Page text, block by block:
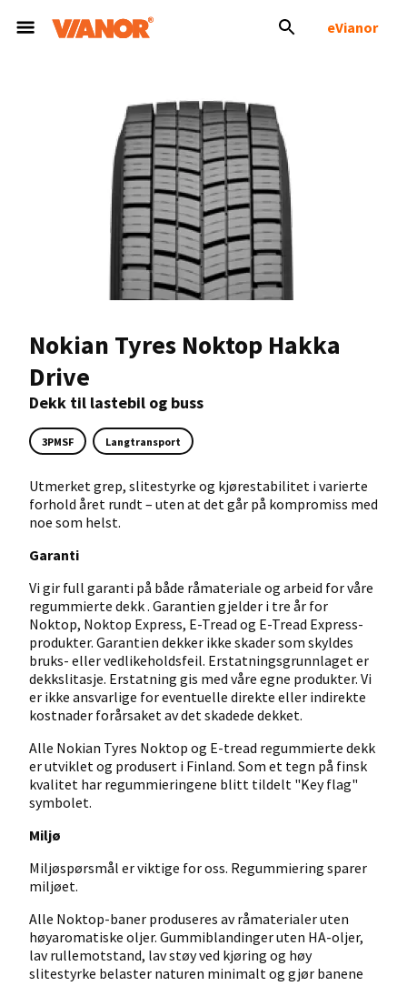
eVianor
Nokian Tyres Noktop Hakka
Drive
Dekk til lastebil og buss
3PMSF Langtransport
Utmerket grep, slitestyrke og kjørestabilitet i varierte
forhold året rundt – uten at det går på kompromiss med
noe som helst.
Garanti
Vi gir full garanti på både råmateriale og arbeid for våre
regummierte dekk . Garantien gjelder i tre år for
Noktop, Noktop Express, E-Tread og E-Tread Express-
produkter. Garantien dekker ikke skader som skyldes
bruks- eller vedlikeholdsfeil. Erstatningsgrunnlaget er
dekkslitasje. Erstatning gis med våre egne produkter. Vi
er ikke ansvarlige for eventuelle direkte eller indirekte
kostnader forårsaket av det skadede dekket.
Alle Nokian Tyres Noktop og E-tread regummierte dekk
er utviklet og produsert i Finland. Som et tegn på finsk
kvalitet har regummieringene blitt tildelt "Key flag"
symbolet.
Miljø
Miljøspørsmål er viktige for oss. Regummiering sparer
miljøet.
Alle Noktop-baner produseres av råmaterialer uten
høyaromatiske oljer. Gummiblandinger uten HA-oljer,
lav rullemotstand, lav støy ved kjøring og høy
slitestyrke belaster naturen minimalt og gjør banene